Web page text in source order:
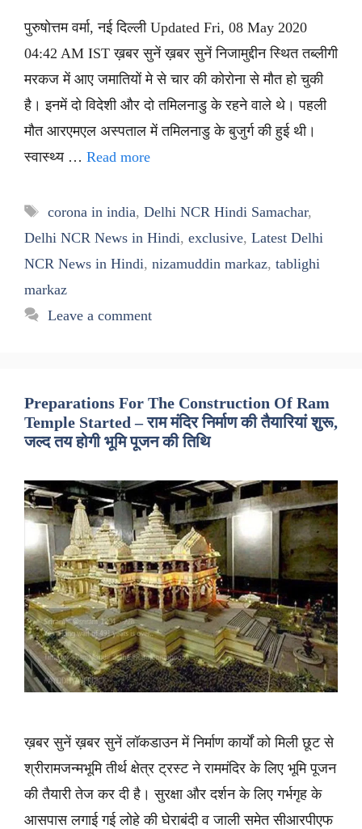
पुरुषोत्तम वर्मा, नई दिल्ली Updated Fri, 08 May 2020
04:42 AM IST ख़बर सुनें ख़बर सुनें निजामुद्दीन स्थित तब्लीगी
मरकज में आए जमातियों मे से चार की कोरोना से मौत हो चुकी
है। इनमें दो विदेशी और दो तमिलनाडु के रहने वाले थे। पहली
मौत आरएमएल अस्पताल में तमिलनाडु के बुजुर्ग की हुई थी।
स्वास्थ्य … Read more
Tags
corona in india, Delhi NCR Hindi Samachar,
Delhi NCR News in Hindi, exclusive, Latest Delhi
NCR News in Hindi, nizamuddin markaz, tablighi
markaz
Leave a comment
Preparations For The Construction Of Ram
Temple Started – राम मंदिर निर्माण की तैयारियां शुरू,
जल्द तय होगी भूमि पूजन की तिथि
ख़बर सुनें ख़बर सुनें लॉकडाउन में निर्माण कार्यों को मिली छूट से
श्रीरामजन्मभूमि तीर्थ क्षेत्र ट्रस्ट ने राममंदिर के लिए भूमि पूजन
की तैयारी तेज कर दी है। सुरक्षा और दर्शन के लिए गर्भगृह के
आसपास लगाई गई लोहे की घेराबंदी व जाली समेत सीआरपीएफ